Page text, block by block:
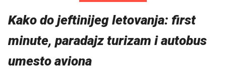
Kako do jeftinijeg letovanja: first
minute, paradajz turizam i autobus
umesto aviona